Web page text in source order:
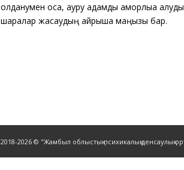
қолданумен қоса,ауру адамды қамқорлыққа
шаралар жасаудың айрықша маңызы бар.
2018-2026 © "Жамбыл облыстық психикалық денсаулық